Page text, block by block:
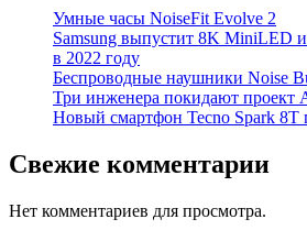
Умные часы NoiseFit Evolve 2
Samsung выпустит 8K MiniLED
в 2022 году
Беспроводные наушники Noise
Три инженера покидают проект
Новый смартфон Tecno Spark 8T
Свежие комментарии
Нет комментариев для просмотра.